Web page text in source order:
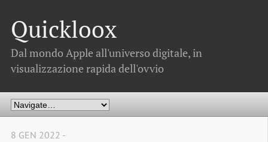
Quickloox
Dal mondo Apple all'universo digitale, in
visualizzazione rapida dell'ovvio
8 GEN 2022 -